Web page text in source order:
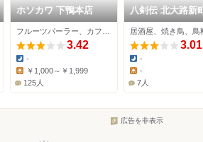
ホソカワ 下鴨本店
3.42
Dinner:
-
￥1,000～￥1,999
125人
八剣伝 北大路新
居酒屋、焼き鳥、鳥
3.01
Dinner:
-
Lunch:
-
7人
広告を非表示